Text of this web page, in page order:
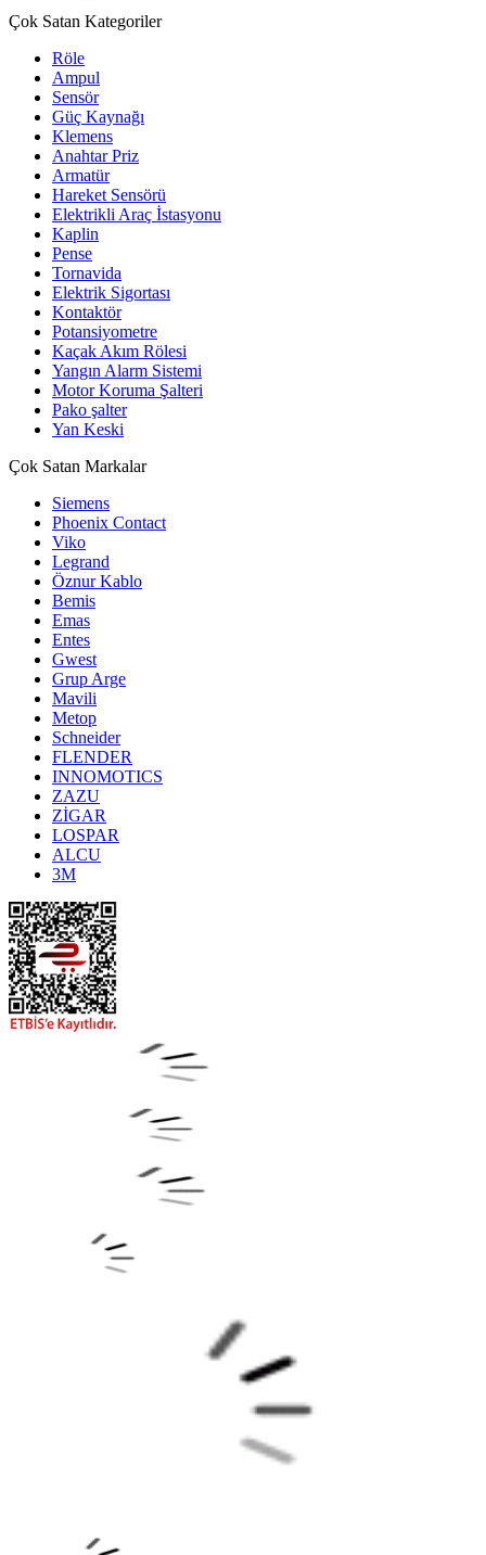
Çok Satan Kategoriler
Röle
Ampul
Sensör
Güç Kaynağı
Klemens
Anahtar Priz
Armatür
Hareket Sensörü
Elektrikli Araç İstasyonu
Kaplin
Pense
Tornavida
Elektrik Sigortası
Kontaktör
Potansiyometre
Kaçak Akım Rölesi
Yangın Alarm Sistemi
Motor Koruma Şalteri
Pako şalter
Yan Keski
Çok Satan Markalar
Siemens
Phoenix Contact
Viko
Legrand
Öznur Kablo
Bemis
Emas
Entes
Gwest
Grup Arge
Mavili
Metop
Schneider
FLENDER
INNOMOTICS
ZAZU
ZİGAR
LOSPAR
ALCU
3M